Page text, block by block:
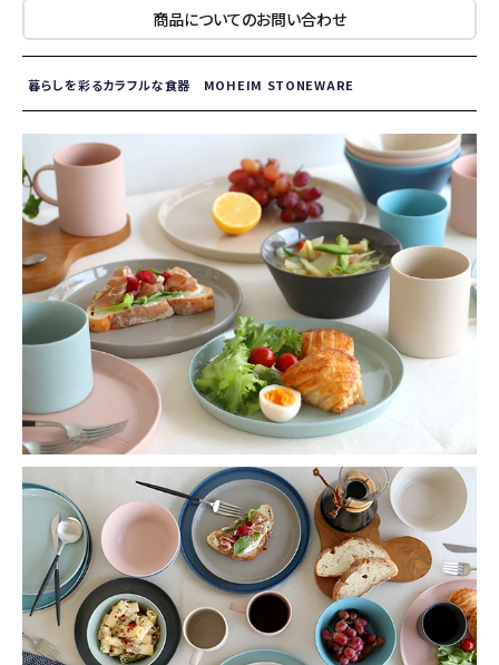
商品についてのお問い合わせ
暮らしを彩るカラフルな食器 MOHEIM STONEWARE